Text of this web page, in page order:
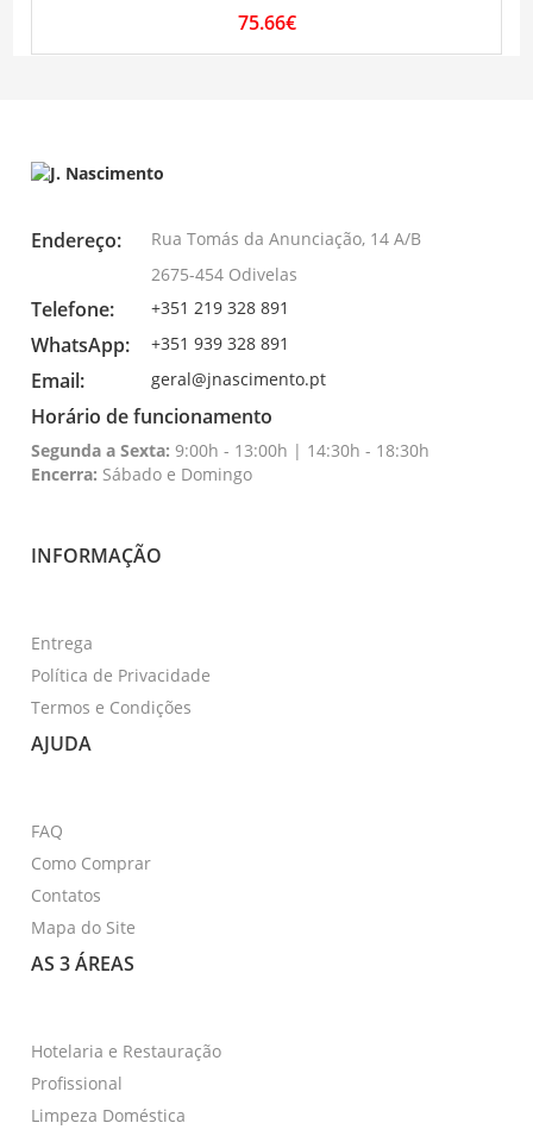
75.66€
Endereço:
Rua Tomás da Anunciação, 14 A/B
2675-454 Odivelas
Telefone: +351 219 328 891
WhatsApp: +351 939 328 891
Email: geral@jnascimento.pt
Horário de funcionamento
Segunda a Sexta: 9:00h - 13:00h | 14:30h - 18:30h
Encerra: Sábado e Domingo
INFORMAÇÃO
Entrega
Política de Privacidade
Termos e Condições
AJUDA
FAQ
Como Comprar
Contatos
Mapa do Site
AS 3 ÁREAS
Hotelaria e Restauração
Profissional
Limpeza Doméstica